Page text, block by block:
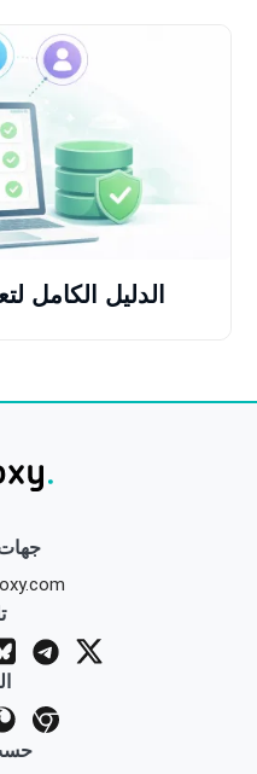
الدليل الكامل